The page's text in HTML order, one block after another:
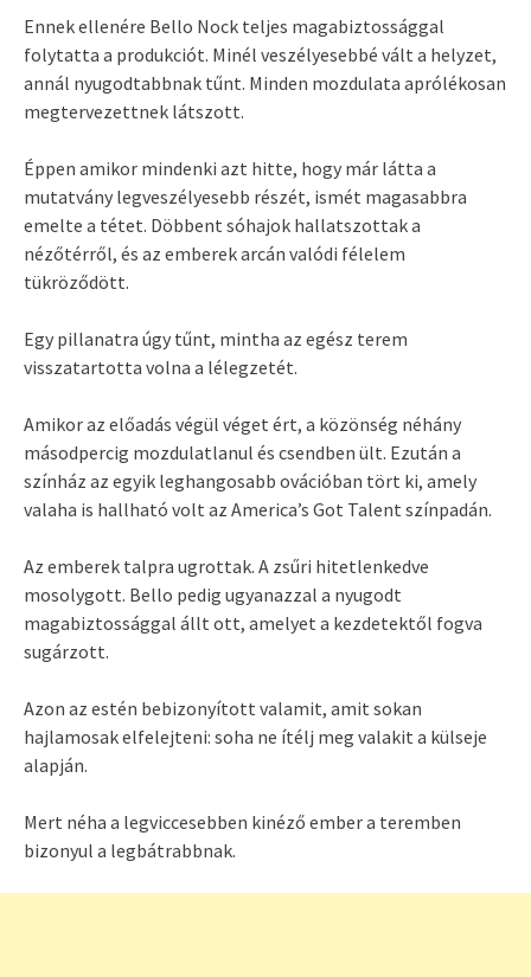
Ennek ellenére Bello Nock teljes magabiztossággal
folytatta a produkciót. Minél veszélyesebbé vált a helyzet,
annál nyugodtabbnak tűnt. Minden mozdulata aprólékosan
megtervezettnek látszott.
Éppen amikor mindenki azt hitte, hogy már látta a
mutatvány legveszélyesebb részét, ismét magasabbra
emelte a tétet. Döbbent sóhajok hallatszottak a
nézőtérről, és az emberek arcán valódi félelem
tükröződött.
Egy pillanatra úgy tűnt, mintha az egész terem
visszatartotta volna a lélegzetét.
Amikor az előadás végül véget ért, a közönség néhány
másodpercig mozdulatlanul és csendben ült. Ezután a
színház az egyik leghangosabb ovációban tört ki, amely
valaha is hallható volt az America’s Got Talent színpadán.
Az emberek talpra ugrottak. A zsűri hitetlenkedve
mosolygott. Bello pedig ugyanazzal a nyugodt
magabiztossággal állt ott, amelyet a kezdetektől fogva
sugárzott.
Azon az estén bebizonyított valamit, amit sokan
hajlamosak elfelejteni: soha ne ítélj meg valakit a külseje
alapján.
Mert néha a legviccesebben kinéző ember a teremben
bizonyul a legbátrabbnak.